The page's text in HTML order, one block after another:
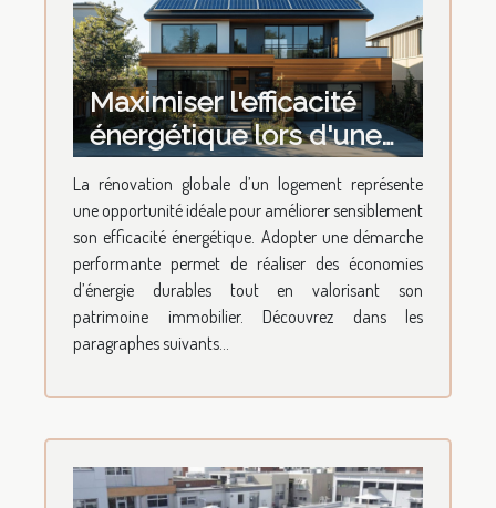
Maximiser l'efficacité
énergétique lors d'une
rénovation globale
La rénovation globale d’un logement représente
une opportunité idéale pour améliorer sensiblement
son efficacité énergétique. Adopter une démarche
performante permet de réaliser des économies
d’énergie durables tout en valorisant son
patrimoine immobilier. Découvrez dans les
paragraphes suivants...